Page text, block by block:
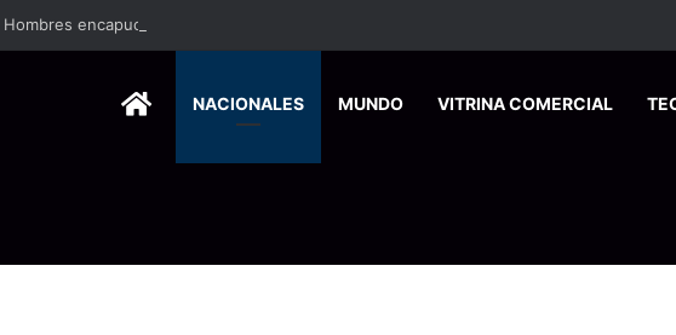
Hombres encapuchados ingresan a hospital de Nicoya y matan a paciente a balazos
HOMENACIONALES MUNDO VITRINA COMERCIAL